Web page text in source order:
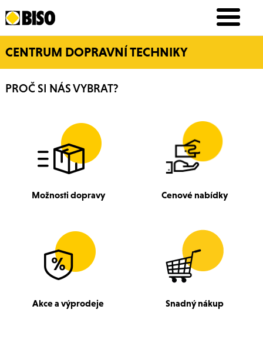
CENTRUM DOPRAVNÍ TECHNIKY
PROČ SI NÁS VYBRAT?
Možnosti dopravy Cenové nabídky
Akce a výprodeje Snadný nákup